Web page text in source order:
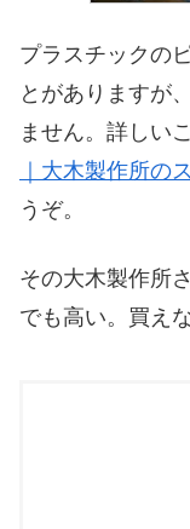
プラスチックの
とがありますが
ません。詳しい
｜大木製作所の
うぞ。
その大木製作所
でも高い。買えな